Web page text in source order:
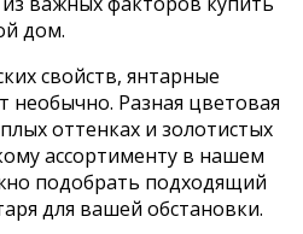
дом.
свойств, янтарные
необычно. Разная цветовая
оттенках и золотистых
ассортименту в нашем
подобрать подходящий
для вашей обстановки.